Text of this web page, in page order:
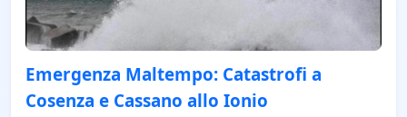
Emergenza Maltempo: Catastrofi a
Cosenza e Cassano allo Ionio